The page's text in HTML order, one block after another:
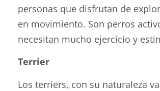
personas que disfrutan de
en movimiento. Son perros
necesitan mucho ejercicio y
Terrier
Los terriers, con su naturaleza